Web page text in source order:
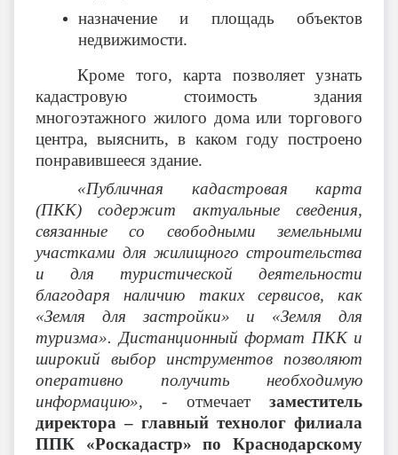
назначение и площадь объектов
недвижимости.
Кроме того, карта позволяет узнать
кадастровую стоимость здания
многоэтажного жилого дома или торгового
центра, выяснить, в каком году построено
понравившееся здание.
«Публичная кадастровая карта
(ПКК) содержит актуальные сведения,
связанные со свободными земельными
участками для жилищного строительства
и для туристической деятельности
благодаря наличию таких сервисов, как
«Земля для застройки» и «Земля для
туризма». Дистанционный формат ПКК и
широкий выбор инструментов позволяют
оперативно получить необходимую
информацию», - отмечает заместитель
директора – главный технолог филиала
ППК «Роскадастр» по Краснодарскому